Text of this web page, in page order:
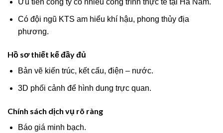
Ưu tiên công ty có nhiều công trình thực tế tại Hà Nam.
Có đội ngũ KTS am hiểu khí hậu, phong thủy địa
phương.
Hồ sơ thiết kế đầy đủ
Bản vẽ kiến trúc, kết cấu, điện – nước.
3D phối cảnh để hình dung trực quan.
Chính sách dịch vụ rõ ràng
Báo giá minh bạch.